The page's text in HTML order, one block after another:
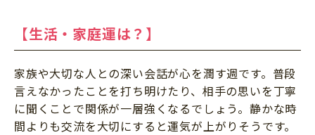
【生活・家庭運は？】
家族や大切な人との深い会話が心を潤す週です。普段
言えなかったことを打ち明けたり、相手の思いを丁寧
に聞くことで関係が一層強くなるでしょう。静かな時
間よりも交流を大切にすると運気が上がりそうです。